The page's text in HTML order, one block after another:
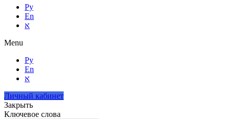
Ру
En
א
Menu
Ру
En
א
Личный кабинет
Закрыть
Ключевое слова